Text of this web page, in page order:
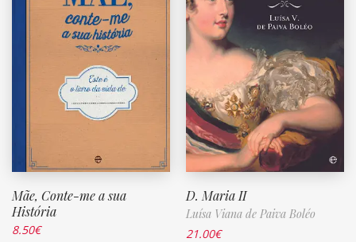
Mãe, Conte-me a sua
História
8.50€
D. Maria II
Luísa Viana de Paiva Boléo
21.00€